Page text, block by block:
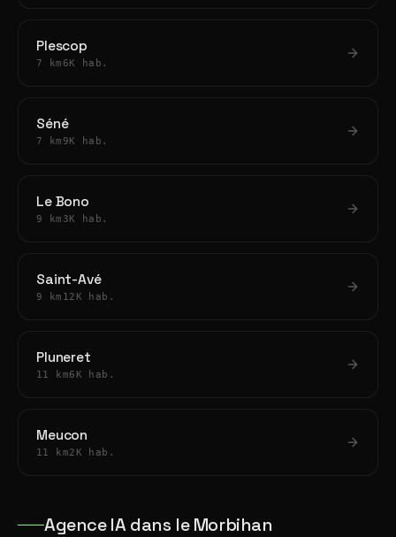
Plescop
7 km 6K hab.
Séné
7 km 9K hab.
Le Bono
9 km 3K hab.
Saint-Avé
9 km 12K hab.
Pluneret
11 km6K hab.
Meucon
11 km2K hab.
Agence IA dans le Morbihan